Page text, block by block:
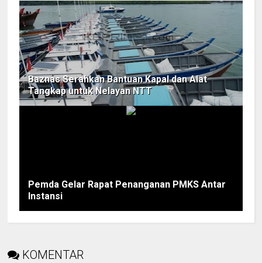
Baznas Serahkan Bantuan Kapal dan Alat
Tangkap untuk Nelayan NTT
Pemda Gelar Rapat Penanganan PMKS Antar
Instansi
KOMENTAR